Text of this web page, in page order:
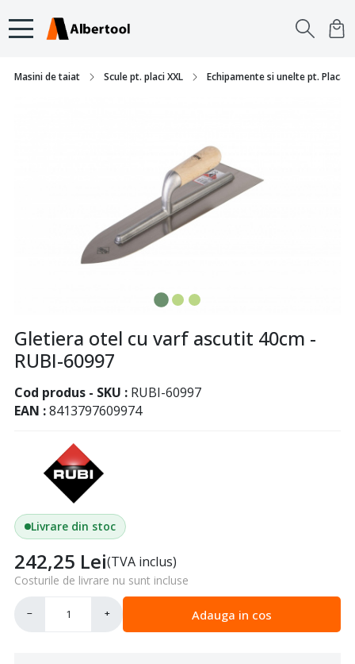
Masini de taiat Scule pt. placi XXL Echipamente si unelte pt. Placari
Gletiera otel cu varf ascutit 40cm -
RUBI-60997
Cod produs - SKU
RUBI-60997
EAN 8413797609974
Livrare din stoc
242,25 Lei(TVA inclus)
Costurile de livrare nu sunt incluse
− + Adauga in cos